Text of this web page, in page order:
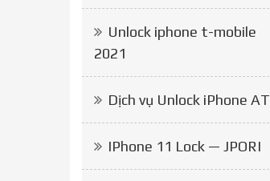
Unlock iphone t-mobile
2021
Dịch vụ Unlock iPhone AT
IPhone 11 Lock — JPORI